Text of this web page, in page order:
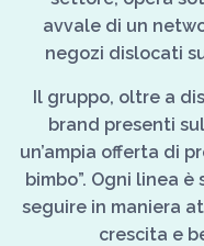
avvale di un
negozi dislocati
Il gruppo, oltre a
brand presenti
un’ampia offerta di
bimbo”. Ogni linea
seguire in maniera
crescita e